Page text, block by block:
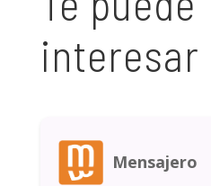
interesar
Mensajero